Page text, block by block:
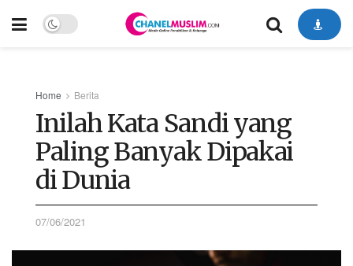
Home Berita
Inilah Kata Sandi yang
Paling Banyak Dipakai
di Dunia
07/06/2021